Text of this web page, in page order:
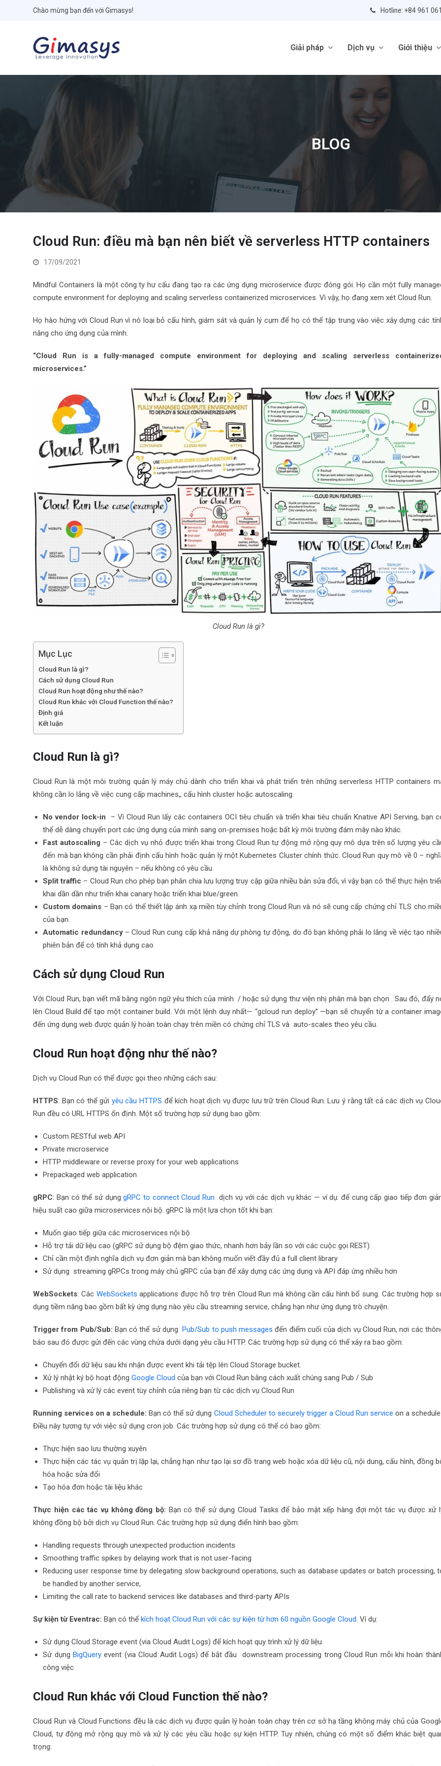
Chào mừng bạn đến với Gimasys! Hotline: +84 961
Giải pháp Dịch vụ Giới thiệu
BLOG
Cloud Run: điều mà bạn nên biết về serverless HTTP containers
17/09/2021
Mindful Containers là một công ty hư cấu đang tạo ra các ứng dụng microservice được đóng gói. Họ cần một fully
compute environment for deploying and scaling serverless containerized microservices. Vì vậy, họ đang xem xét Cloud Run.
Họ hào hứng với Cloud Run vì nó loại bỏ cấu hình, giám sát và quản lý cụm để họ có thể tập trung vào việc xây dựng các
năng cho ứng dụng của mình.
“Cloud Run is a fully-managed compute environment for deploying and scaling serverless
microservices.”
Cloud Run là gì?
Mục Lục
Cloud Run là gì?
Cách sử dụng Cloud Run
Cloud Run hoạt động như thế nào?
Cloud Run khác với Cloud Function thế nào?
Định giá
Kết luận
Cloud Run là gì?
Cloud Run là một môi trường quản lý máy chủ dành cho triển khai và phát triển trên những serverless HTTP containers
không cần lo lắng về việc cung cấpmachines,, cấu hình cluster hoặcautoscaling.
No vendor lock-in – Vì Cloud Run lấy cáccontainers OCI tiêu chuẩn và triển khai tiêu chuẩn Knative API Serving, bạn
thể dễ dàng chuyển port các ứng dụng của mình sangon-premises hoặc bất kỳ môi trường đám mây nào khác.
Fast autoscaling – Các dịch vụ nhỏ được triển khai trong Cloud Run tự động mở rộng quy mô dựa trên số lượng yêu
đến mà bạn không cần phải định cấu hình hoặc quản lý một Kubernetes Cluster chính thức. Cloud Run quy mô về 0 –
là không sử dụng tài nguyên – nếu không có yêu cầu.
Split traffic – Cloud Run cho phép bạn phân chia lưu lượng truy cập giữa nhiều bản sửa đổi, vì vậy bạn có thể thực hiện
khai dần dần như triển khai canary hoặc triển khai blue/green.
Custom domains – Bạn có thể thiết lập ánh xạ miền tùy chỉnh trong Cloud Run và nó sẽ cung cấp chứng chỉ TLS cho
của bạn.
Automatic redundancy– Cloud Run cung cấp khả năng dự phòng tự động, do đó bạn không phải lo lắng về việc tạo
phiên bản để có tính khả dụng cao
Cách sử dụng Cloud Run
Với Cloud Run, bạn viết mã bằng ngôn ngữ yêu thích của mình / hoặc sử dụng thư viện nhị phân mà bạn chọn . Sau đó, đẩy
lên Cloud Build để tạo một container build. Với một lệnh duy nhất— “gcloud run deploy” —bạn sẽ chuyển từa container
đến ứng dụng web được quản lý hoàn toàn chạy trên miền có chứng chỉ TLS và auto-scales theo yêu cầu.
Cloud Run hoạt động như thế nào?
Dịch vụ Cloud Run có thể được gọi theo những cách sau:
HTTPS: Bạn có thể gửi yêu cầu HTTPS để kích hoạt dịch vụ được lưu trữ trên Cloud Run. Lưu ý rằng tất cả các dịch vụ
Run đều có URL HTTPS ổn định. Một số trường hợp sử dụng bao gồm:
Custom RESTful web API
Private microservice
HTTP middleware or reverse proxy for your web applications
Prepackaged web application
gRPC: Bạn có thể sử dụng gRPC to connect Cloud Run dịch vụ với các dịch vụ khác — ví dụ: để cung cấp giao tiếp đơn
hiệu suất cao giữa microservices nội bộ. gRPC là một lựa chọn tốt khi bạn:
Muốn giao tiếp giữa các microservices nội bộ
Hỗ trợ tải dữ liệu cao (gRPC sử dụng bộ đệm giao thức, nhanh hơn bảy lần so với các cuộc gọi REST)
Chỉ cần một định nghĩa dịch vụ đơn giản mà bạn không muốn viết đầy đủ afull client library
Sử dụng streaming gRPCs trong máy chủ gRPC của bạn để xây dựng các ứng dụng và API đáp ứng nhiều hơn
WebSockets: Các WebSockets applications được hỗ trợ trên Cloud Run mà không cần cấu hình bổ sung. Các trường hợp
dụng tiềm năng bao gồm bất kỳ ứng dụng nào yêu cầu streaming service, chẳng hạn như ứng dụng trò chuyện.
Trigger from Pub/Sub: Bạn có thể sử dụng Pub/Sub to push messages đến điểm cuối của dịch vụ Cloud Run, nơi các
báo sau đó được gửi đến các vùng chứa dưới dạng yêu cầu HTTP. Các trường hợp sử dụng có thể xảy ra bao gồm:
Chuyển đổi dữ liệu sau khi nhận đượcevent khi tải tệp lên Cloud Storage bucket.
Xử lý nhật ký bộ hoạt độngGoogle Cloud của bạn với Cloud Run bằng cách xuất chúng sang Pub / Sub
Publishing và xử lý cácevent tùy chỉnh của riêng bạn từ các dịch vụ Cloud Run
Running services on a schedule: Bạn có thể sử dụng Cloud Scheduler to securely trigger a Cloud Run service on a schedule
Điều này tương tự với việc sử dụng cron job. Các trường hợp sử dụng có thể có bao gồm:
Thực hiện sao lưu thường xuyên
Thực hiện các tác vụ quản trị lặp lại, chẳng hạn như tạo lại sơ đồ trang web hoặc xóa dữ liệu cũ, nội dung, cấu hình, đồng
hóa hoặc sửa đổi
Tạo hóa đơn hoặc tài liệu khác
Thực hiện các tác vụ không đồng bộ: Bạn có thể sử dụngCloud Tasks để bảo mật xếp hàng đợi một tác vụ được xử
không đồng bộ bởi dịch vụ Cloud Run. Các trường hợp sử dụng điển hình bao gồm:
Handling requests through unexpected production incidents
Smoothing traffic spikes by delaying work that is not user-facing
Reducing user response time by delegating slow background operations, such as database updates or batch processing,
be handled by another service,
Limiting the call rate to backend services like databases and third-party APIs
Sự kiện từ Eventrac: Bạn có thể kích hoạt Cloud Run với các sự kiện từ hơn 60 nguồn Google Cloud. Ví dụ:
Sử dụngCloud Storage event (via Cloud Audit Logs) để kích hoạt quy trình xử lý dữ liệu
Sử dụng BigQueryevent (via Cloud Audit Logs) để bắt đầu downstream processing trong Cloud Run mỗi khi hoàn
công việc
Cloud Run khác với Cloud Function thế nào?
Cloud Run và Cloud Functions đều là các dịch vụ được quản lý hoàn toàn chạy trên cơ sở hạ tầng không máy chủ của
Cloud, tự động mở rộng quy mô và xử lý các yêu cầu hoặc sự kiện HTTP. Tuy nhiên, chúng có một số điểm khác biệt
trọng: